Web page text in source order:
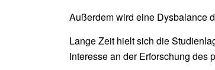
Außerdem wird eine Dysbalance
Lange Zeit hielt sich die
Interesse an der Erforschung des